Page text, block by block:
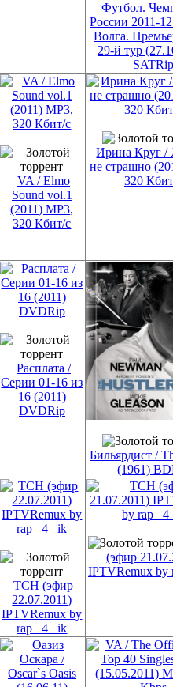
Футбол.
России 2011-
Волга.
29-й тур
SATRip
VA / Elmo
Sound vol.1
(2011) МР3,
320 Кбит/c
Ирина Круг /
не страшно
320
Расплата /
Серии 01-16 из
16 (2011)
DVDRip
Бильярдист /
(1961)
ТСН (эфир
22.07.2011)
IPTVRemux by
rap _4 _ik
(эфир
IPTVRemux by